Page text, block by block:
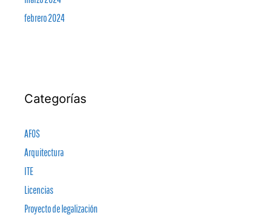
febrero 2024
Categorías
AFOS
Arquitectura
ITE
Licencias
Proyecto de legalización